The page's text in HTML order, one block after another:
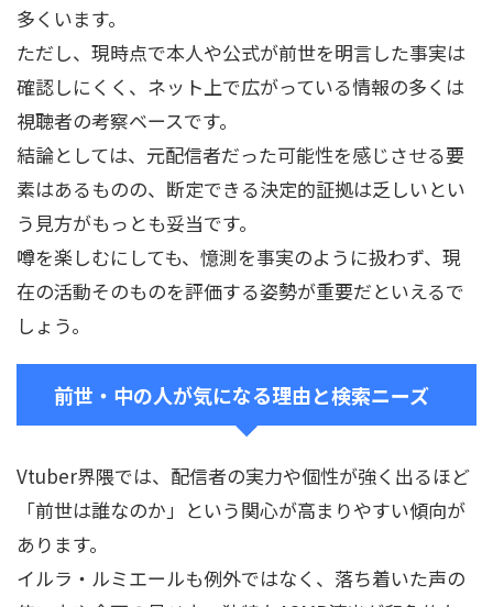
多くいます。
ただし、現時点で本人や公式が前世を明言した事実は
確認しにくく、ネット上で広がっている情報の多くは
視聴者の考察ベースです。
結論としては、元配信者だった可能性を感じさせる要
素はあるものの、断定できる決定的証拠は乏しいとい
う見方がもっとも妥当です。
噂を楽しむにしても、憶測を事実のように扱わず、現
在の活動そのものを評価する姿勢が重要だといえるで
しょう。
前世・中の人が気になる理由と検索ニーズ
Vtuber界隈では、配信者の実力や個性が強く出るほど
「前世は誰なのか」という関心が高まりやすい傾向が
あります。
イルラ・ルミエールも例外ではなく、落ち着いた声の